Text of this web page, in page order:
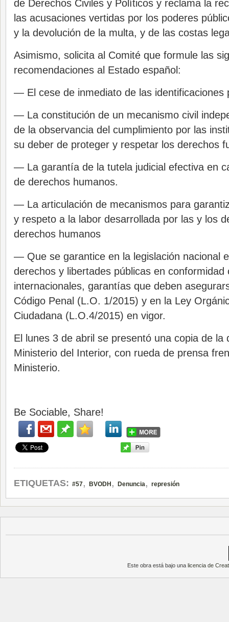
de Derechos Civiles y Políticos y reclama la
las acusaciones vertidas por los poderes
y la devolución de la multa, y de las costas
Asimismo, solicita al Comité que formule las
recomendaciones al Estado español:
— El cese de inmediato de las identificaciones
— La constitución de un mecanismo civil
de la observancia del cumplimiento por las
su deber de proteger y respetar los derechos
— La garantía de la tutela judicial efectiva en
de derechos humanos.
— La articulación de mecanismos para
y respeto a la labor desarrollada por las y los
derechos humanos
— Que se garantice en la legislación nacional
derechos y libertades públicas en conformidad
internacionales, garantías que deben
Código Penal (L.O. 1/2015) y en la Ley
Ciudadana (L.O.4/2015) en vigor.
El lunes 3 de abril se presentó una copia de la
Ministerio del Interior, con rueda de prensa
Ministerio.
Be Sociable, Share!
ETIQUETAS: #57, BVODH , Denuncia, represión
Este obra está bajo unalicencia de